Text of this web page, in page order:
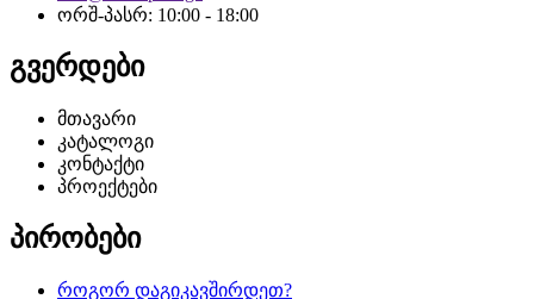
ორშ-პასრ: 10:00 - 18:00
გვერდები
მთავარი
კატალოგი
კონტაქტი
პროექტები
პირობები
როგორ დაგიკავშირდეთ?